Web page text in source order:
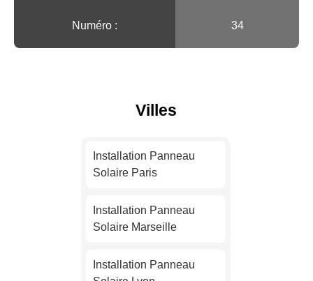
Numéro : 34
Villes
Installation Panneau
Solaire Paris
Installation Panneau
Solaire Marseille
Installation Panneau